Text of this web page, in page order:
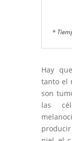
*
Hay
tanto el
son
las